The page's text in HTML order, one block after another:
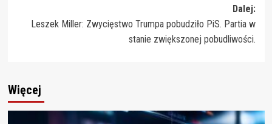
Dalej:
Leszek Miller: Zwycięstwo Trumpa pobudziło PiS. Partia w
stanie zwiększonej pobudliwości.
Więcej